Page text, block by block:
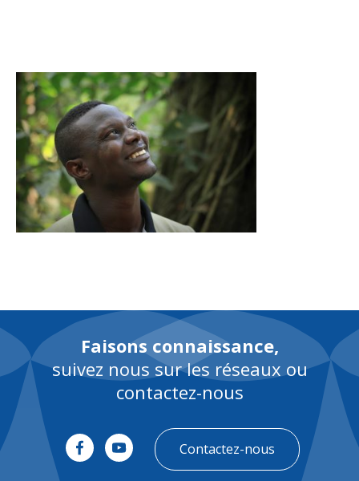
Faisons connaissance,
suivez nous sur les réseaux ou
contactez-nous
Contactez-nous